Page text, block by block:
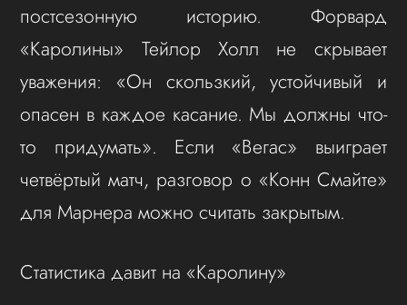
постсезонную историю. Форвард
«Каролины» Тейлор Холл не скрывает
уважения: «Он скользкий, устойчивый и
опасен в каждое касание. Мы должны что-
то придумать». Если «Вегас» выиграет
четвёртый матч, разговор о «Конн Смайте»
для Марнера можно считать закрытым.
Статистика давит на «Каролину»